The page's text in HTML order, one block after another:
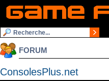
FORUM
ConsolesPlus.net